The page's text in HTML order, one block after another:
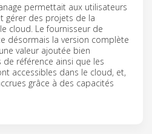
permettait aux utilisateurs
gérer des projets de la
cloud. Le fournisseur de
désormais la version complète
valeur ajoutée bien
référence ainsi que les
accessibles dans le cloud, et,
grâce à des capacités